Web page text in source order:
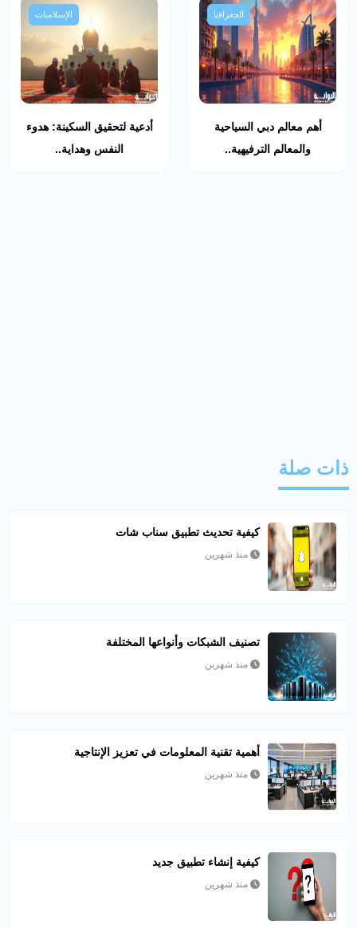
الجغرافيا
أهم معالم دبي السياحية
والمعالم الترفيهية..
الإسلاميات
أدعية لتحقيق السكينة: هدوء
النفس وهداية..
ذات صلة
كيفية تحديث تطبيق سناب شات
منذ شهرين
تصنيف الشبكات وأنواعها المختلفة
منذ شهرين
أهمية تقنية المعلومات في تعزيز الإنتاجية
منذ شهرين
كيفية إنشاء تطبيق جديد
منذ شهرين